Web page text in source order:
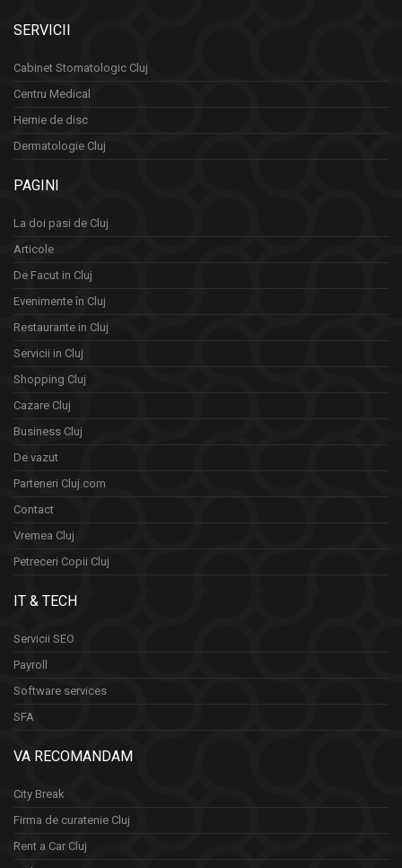
SERVICII
Cabinet Stomatologic Cluj
Centru Medical
Hernie de disc
Dermatologie Cluj
PAGINI
La doi pasi de Cluj
Articole
De Facut in Cluj
Evenimente în Cluj
Restaurante in Cluj
Servicii in Cluj
Shopping Cluj
Cazare Cluj
Business Cluj
De vazut
Parteneri Cluj.com
Contact
Vremea Cluj
Petreceri Copii Cluj
IT & TECH
Servicii SEO
Payroll
Software services
SFA
VA RECOMANDAM
City Break
Firma de curatenie Cluj
Rent a Car Cluj